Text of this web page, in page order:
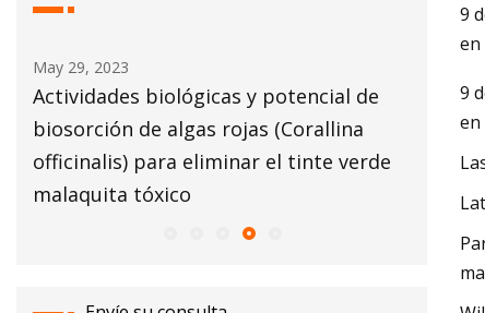
May 29, 2023
Actividades biológicas y potencial de
biosorción de algas rojas (Corallina
officinalis) para eliminar el tinte verde
malaquita tóxico
Teñir
9
en
9
en